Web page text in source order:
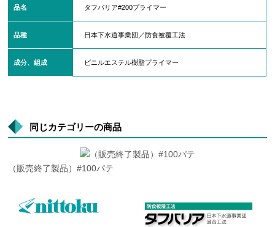
品名 タフバリア#200プライマー
品種 日本下水道事業団／防食被覆工法
成分、組成 ビニルエステル樹脂プライマー
同じカテゴリーの商品
（販売終了製品）#100パテ